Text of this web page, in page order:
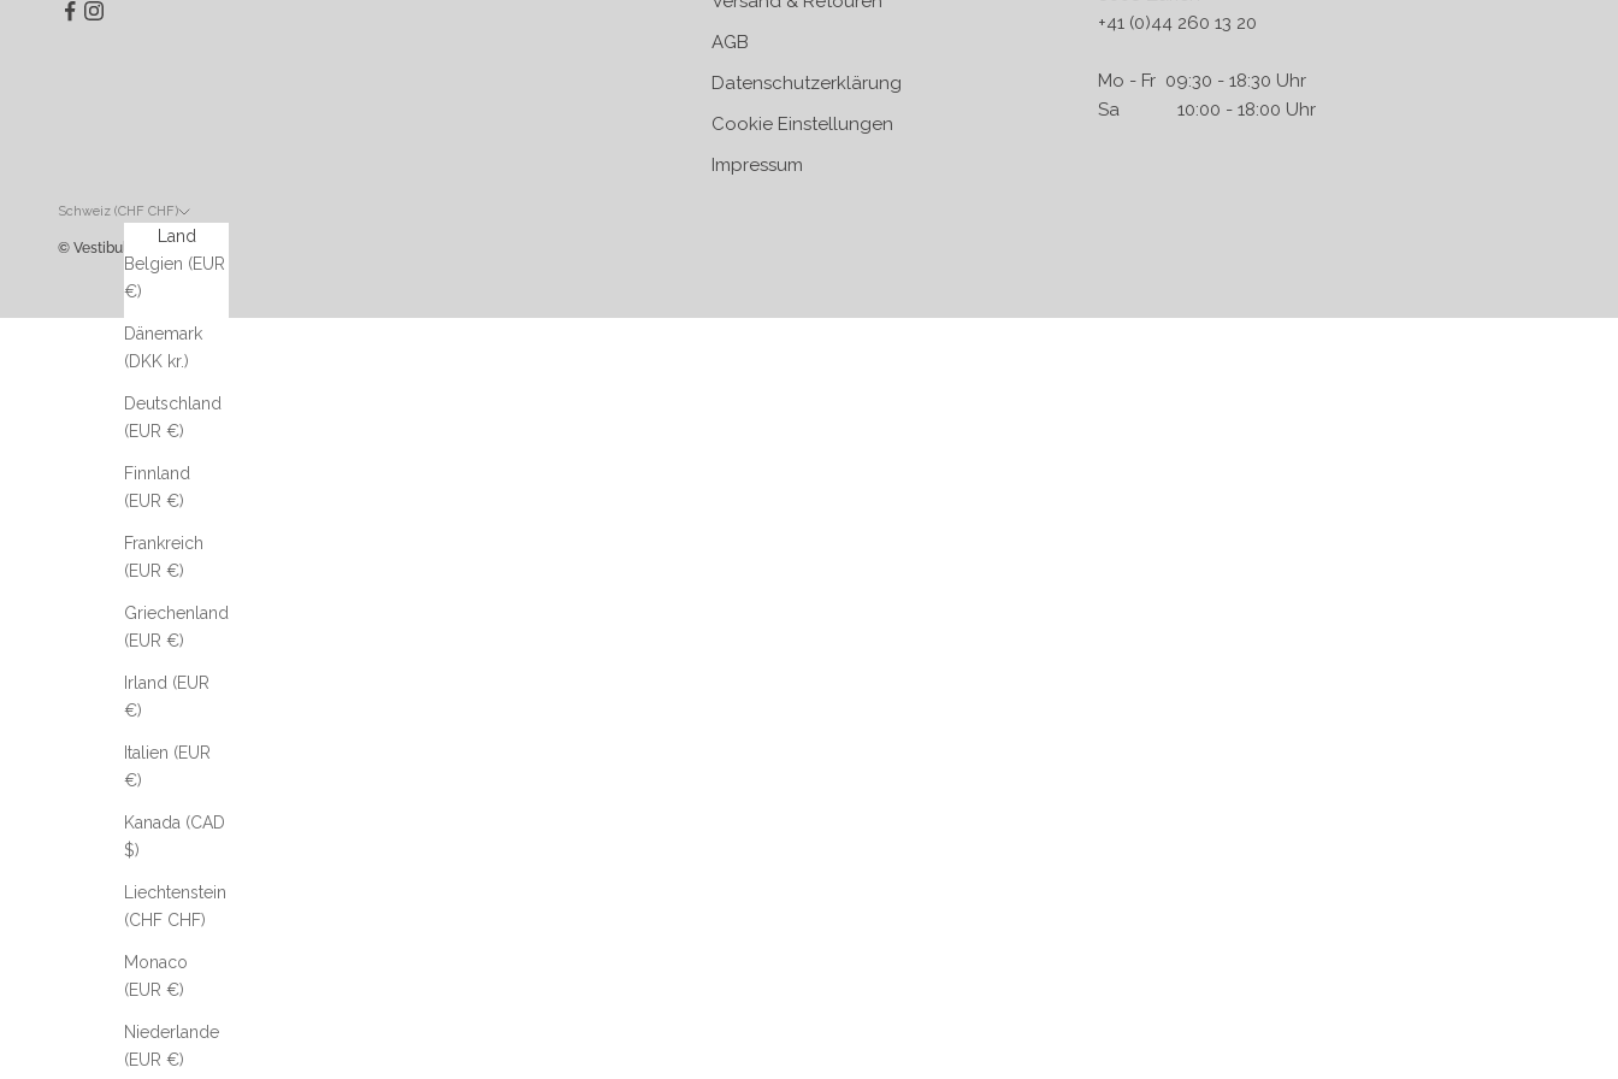
AGB
Datenschutzerklärung
Cookie Einstellungen
Impressum
+41 (0)44 260 13 20
Mo - Fr 09:30 - 18:30 Uhr
Sa 10:00 - 18:00 Uhr
Schweiz (CHF CHF)
Land
Belgien (EUR
€)
Dänemark
(DKK kr.)
Deutschland
(EUR €)
Finnland
(EUR €)
Frankreich
(EUR €)
Griechenland
(EUR €)
Irland (EUR
€)
Italien (EUR
€)
Kanada (CAD
$)
Liechtenstein
(CHF CHF)
Monaco
(EUR €)
Niederlande
(EUR €)
© Vestibule